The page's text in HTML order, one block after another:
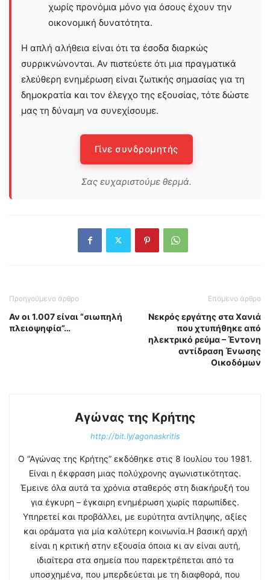
χωρίς προνόμια μόνο για όσους έχουν την
οικονομική δυνατότητα.
Η απλή αλήθεια είναι ότι τα έσοδα διαρκώς
συρρικνώνονται. Αν πιστεύετε ότι μια πραγματικά
ελεύθερη ενημέρωση είναι ζωτικής σημασίας για τη
δημοκρατία και τον έλεγχο της εξουσίας, τότε δώστε
μας τη δύναμη να συνεχίσουμε.
Γίνε συνδρομητής
Σας ευχαριστούμε θερμά.
Προηγούμενο άρθρο
Αν οι 1.007 είναι “σιωπηλή
πλειοψηφία”…
Επόμενο άρθρο
Νεκρός εργάτης στα Χανιά
που χτυπήθηκε από
ηλεκτρικό ρεύμα – Έντονη
αντίδραση Ένωσης
Οικοδόμων
Αγώνας της Κρήτης
http://bit.ly/agonaskritis
Ο “Αγώνας της Κρήτης” εκδόθηκε στις 8 Ιουλίου του 1981.
Είναι η έκφραση μιας πολύχρονης αγωνιστικότητας.
Έμεινε όλα αυτά τα χρόνια σταθερός στη διακήρυξή του
για έγκυρη – έγκαιρη ενημέρωση χωρίς παρωπίδες.
Υπηρετεί και προβάλλει, με ευρύτητα αντίληψης, αξίες
και οράματα για μία καλύτερη κοινωνία.Η βασική αρχή
είναι η κριτική στην εξουσία όποια κι αν είναι αυτή,
ιδιαίτερα στα σημεία που παρεκτρέπεται από τα
υποσχημένα, που μπερδεύεται με τη διαφθορά, που